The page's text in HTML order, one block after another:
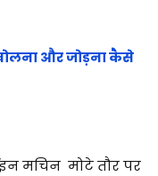
और जोड़ना कैसे
मचिन मोटे तौर पर